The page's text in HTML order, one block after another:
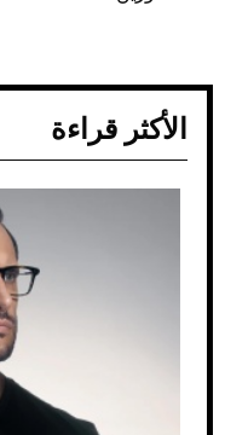
الأكثر قراءة